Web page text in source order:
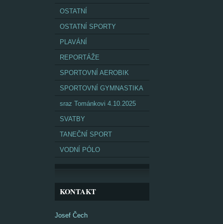
OSTATNÍ
OSTATNÍ SPORTY
PLAVÁNÍ
REPORTÁŽE
SPORTOVNÍ AEROBIK
SPORTOVNÍ GYMNASTIKA
sraz Tománkovi 4.10.2025
SVATBY
TANEČNÍ SPORT
VODNÍ PÓLO
KONTAKT
Josef Čech